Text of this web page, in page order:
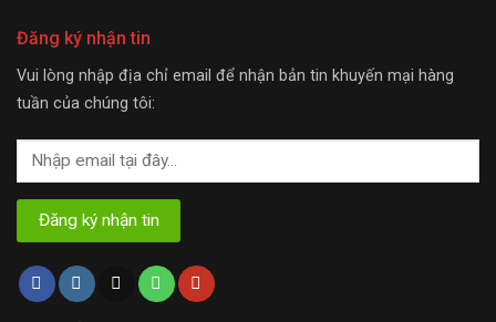
Đăng ký nhận tin
Vui lòng nhập địa chỉ email để nhận bản tin khuyến mại hàng
tuần của chúng tôi: